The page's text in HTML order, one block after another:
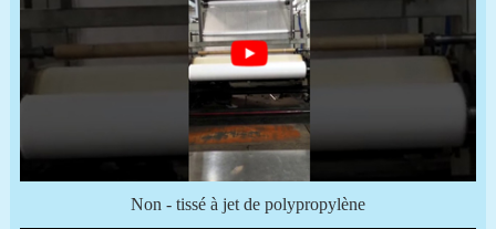
Non - tissé à jet de polypropylène